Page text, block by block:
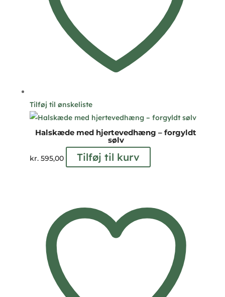
Tilføj til ønskeliste
Halskæde med hjertevedhæng – forgyldt
sølv
kr.595,00 Tilføj til kurv